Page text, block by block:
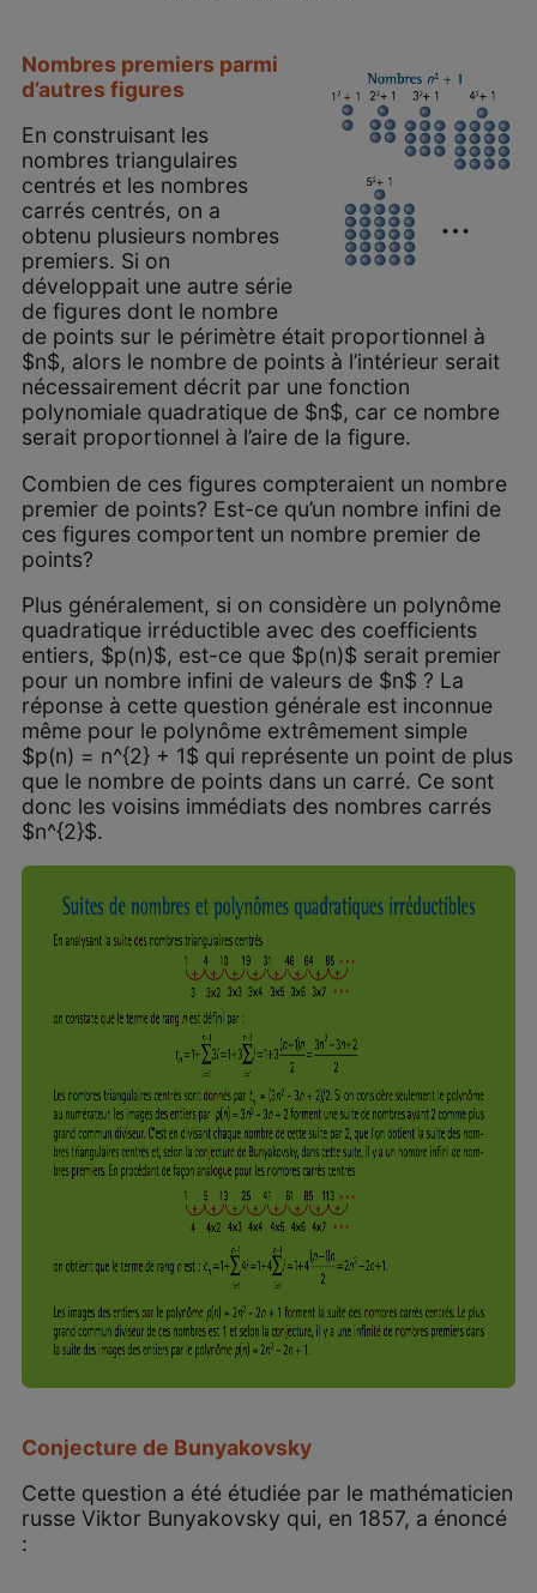
Nombres premiers parmi
d’autres figures
En construisant les
nombres triangulaires
centrés et les nombres
carrés centrés, on a
obtenu plusieurs nombres
premiers. Si on
développait une autre série
de figures dont le nombre
de points sur le périmètre était proportionnel à
$n$, alors le nombre de points à l’intérieur serait
nécessairement décrit par une fonction
polynomiale quadratique de $n$, car ce nombre
serait proportionnel à l’aire de la figure.
Combien de ces figures compteraient un nombre
premier de points? Est-ce qu’un nombre infini de
ces figures comportent un nombre premier de
points?
Plus généralement, si on considère un polynôme
quadratique irréductible avec des coefficients
entiers, $p(n)$, est-ce que $p(n)$ serait premier
pour un nombre infini de valeurs de $n$ ? La
réponse à cette question générale est inconnue
même pour le polynôme extrêmement simple
$p(n) = n^{2} + 1$ qui représente un point de plus
que le nombre de points dans un carré. Ce sont
donc les voisins immédiats des nombres carrés
$n^{2}$.
Conjecture de Bunyakovsky
Cette question a été étudiée par le mathématicien
russe Viktor Bunyakovsky qui, en 1857, a énoncé
: